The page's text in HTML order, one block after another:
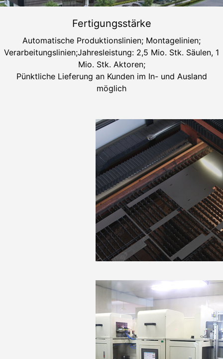
Fertigungsstärke
Automatische Produktionslinien; Montagelinien;
Verarbeitungslinien;Jahresleistung: 2,5 Mio. Stk. Säulen, 1
Mio. Stk. Aktoren;
Pünktliche Lieferung an Kunden im In- und Ausland
möglich